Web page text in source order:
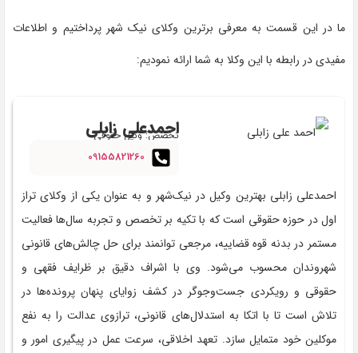
ما در این قسمت به معرفی برترین وکلای نیک شهر پرداختیم و اطلاعات
مفیدی در رابطه با این وکلا به شما ارائه نمودیم:
احمدعلی زابلی
تخصص: وکیل حقوقی
09155821260
احمدعلی زابلی بهترین وکیل در نیک‌شهر و به عنوان یکی از وکلای تراز
اول در حوزه حقوقی است که با تکیه بر تخصص و تجربه سال‌ها فعالیت
مستمر در بدنه قوه قضاییه، مرجعی توانمند برای حل چالش‌های قانونی
شهروندان محسوب می‌شود. وی با اشراف دقیق بر ظرایف فقهی و
حقوقی و رویکردی جست‌وجوگر در کشف زوایای پنهان پرونده‌ها در
تلاش است تا با اتکا به استدلال‌های قانونی، ترازوی عدالت را به نفع
موکلین خود متمایل سازد. تعهد اخلاقی، سرعت عمل در پیگیری امور و